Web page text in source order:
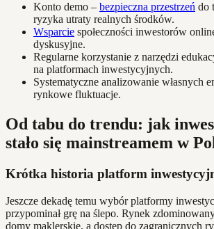
Konto demo – bezpieczna przestrzeń do
ryzyka utraty realnych środków.
Wsparcie społeczności inwestorów
dyskusyjne.
Regularne korzystanie z narzędzi
na platformach inwestycyjnych.
Systematyczne analizowanie własnych
rynkowe fluktuacje.
Od tabu do trendu: jak
stało się mainstreamem w
Krótka historia platform
Jeszcze dekadę temu wybór platformy
przypominał grę na ślepo. Rynek
domy maklerskie, a dostęp do zagranicznych